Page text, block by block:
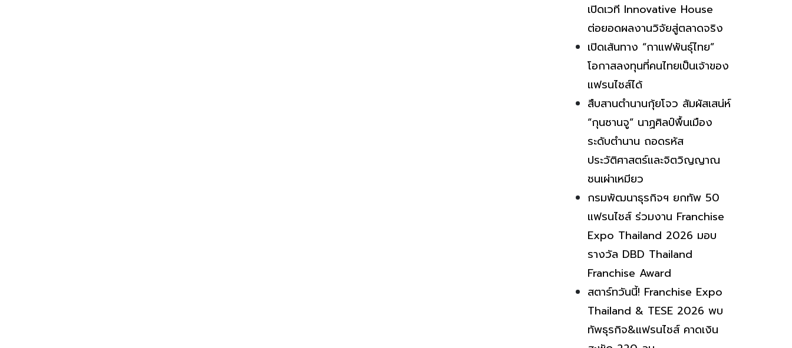
เปิดเวที Innovative House
ต่อยอดผลงานวิจัยสู่ตลาดจริง
เปิดเส้นทาง “กาแฟพันธุ์ไทย”
โอกาสลงทุนที่คนไทยเป็นเจ้าของ
แฟรนไชส์ได้
สืบสานตำนานกุ้ยโจว สัมผัสเสน่ห์
“กุนซานจู” นาฏศิลป์พื้นเมือง
ระดับตำนาน ถอดรหัส
ประวัติศาสตร์และจิตวิญญาณ
ชนเผ่าเหมียว
กรมพัฒนาธุรกิจฯ ยกทัพ 50
แฟรนไชส์ ร่วมงาน Franchise
Expo Thailand 2026 มอบ
รางวัล DBD Thailand
Franchise Award
สตาร์ทวันนี้! Franchise Expo
Thailand & TESE 2026 พบ
ทัพธุรกิจ&แฟรนไชส์ คาดเงิน